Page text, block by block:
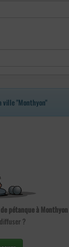
ville "Monthyon"
pétanque à Monthyon
?